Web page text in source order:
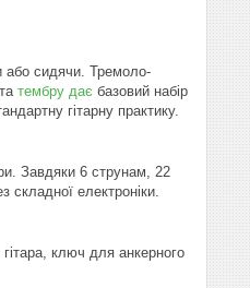
або сидячи. Тремоло-
тембру дає базовий набір
гітарну практику.
Завдяки 6 струнам, 22
складної електроніки.
ключ для анкерного